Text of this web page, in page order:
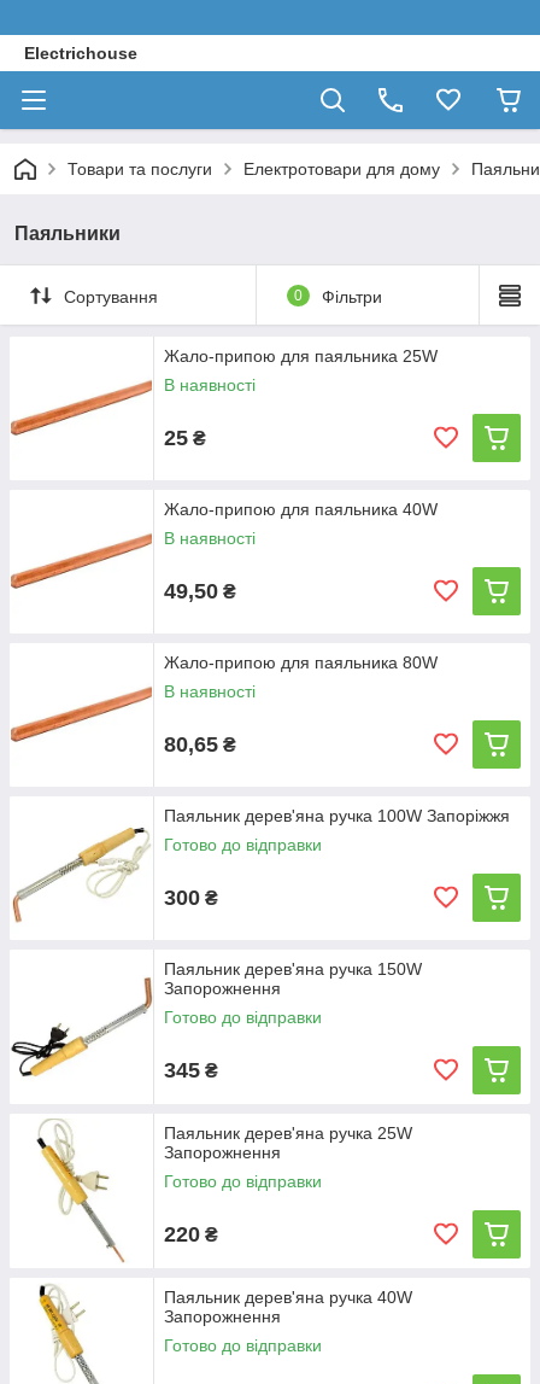
Electrichouse
Товари та послуги Електротовари для дому
Паяльники
Сортування 0 Фільтри
Жало-припою для паяльника 25W
В наявності
25 ₴
Жало-припою для паяльника 40W
В наявності
49,50 ₴
Жало-припою для паяльника 80W
В наявності
80,65 ₴
Паяльник дерев'яна ручка 100W Запоріжжя
Готово до відправки
300 ₴
Паяльник дерев'яна ручка 150W
Запорожнення
Готово до відправки
345 ₴
Паяльник дерев'яна ручка 25W
Запорожнення
Готово до відправки
220 ₴
Паяльник дерев'яна ручка 40W
Запорожнення
Готово до відправки